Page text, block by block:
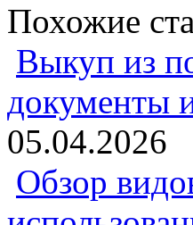
Похожие
Выкуп из
документы
05.04.2026
Обзор